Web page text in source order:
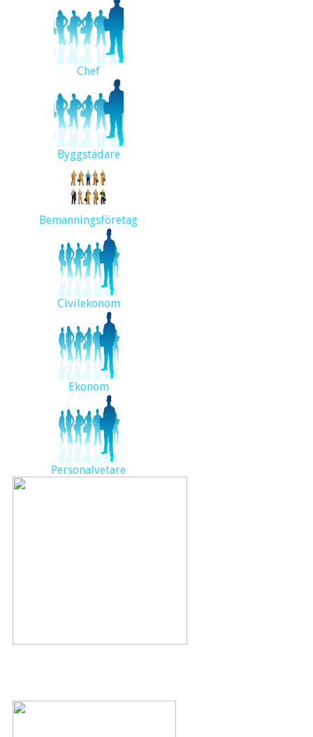
Chef
Byggstädare
Bemanningsföretag
Civilekonom
Ekonom
Personalvetare